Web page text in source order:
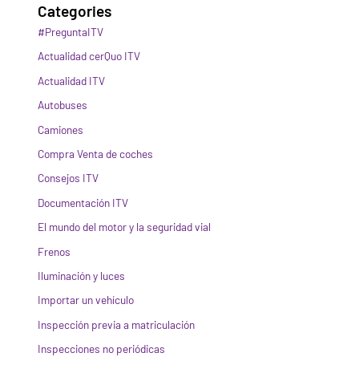
Categories
#PreguntaITV
Actualidad cerQuo ITV
Actualidad ITV
Autobuses
Camiones
Compra Venta de coches
Consejos ITV
Documentación ITV
El mundo del motor y la seguridad vial
Frenos
Iluminación y luces
Importar un vehículo
Inspección previa a matriculación
Inspecciones no periódicas